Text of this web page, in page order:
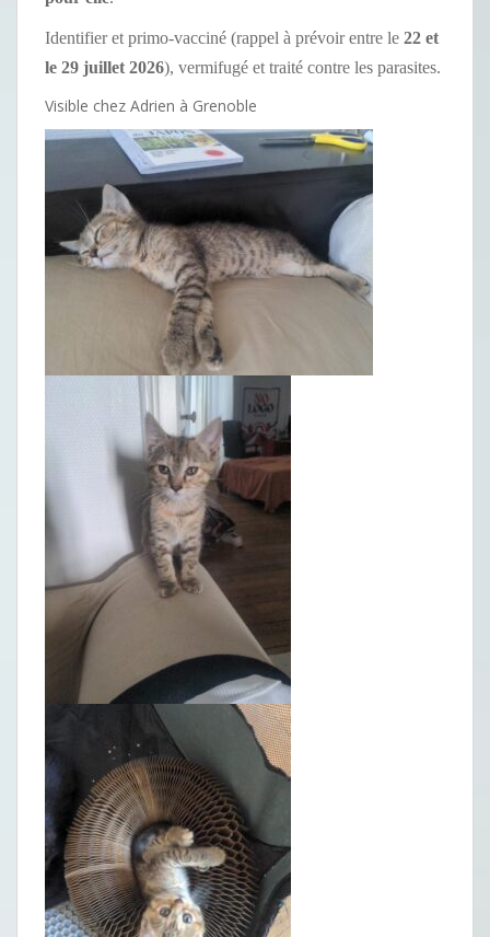
Identifier et primo-vacciné (rappel à prévoir entre le 22 et
le 29 juillet 2026), vermifugé et traité contre les parasites.
Visible chez Adrien à Grenoble